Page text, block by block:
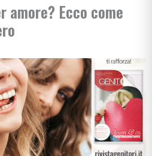
amore? Ecco come